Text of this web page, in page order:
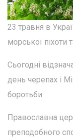
23 травня в
морської піхоти
Сьогодні
день черепах і
боротьби.
Православна
преподобного